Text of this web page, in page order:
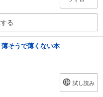
る
そうで薄くない本
試し読み